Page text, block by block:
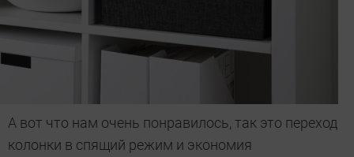
А вот что нам очень понравилось, так это переход
колонки в спящий режим и экономия